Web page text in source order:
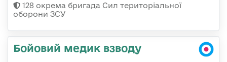
128 окрема бригада Сил територіальної
оборони ЗСУ
Бойовий медик взводу